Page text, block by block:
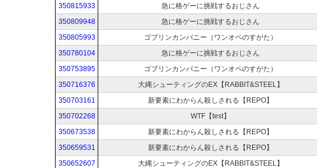
350815933
急に格ゲーに挑戦するおじさん
350809948
急に格ゲーに挑戦するおじさん
350805993
ゴブリンカンパニー（ワンオペのすがた）
350780104
急に格ゲーに挑戦するおじさん
350753895
ゴブリンカンパニー（ワンオペのすがた）
350716376
大縄シューティングのEX【RABBIT&STEEL】
350703161
新要素にわからん殺しされる【REPO】
350702268
WTF【test】
350673538
新要素にわからん殺しされる【REPO】
350659531
新要素にわからん殺しされる【REPO】
350652607
大縄シューティングのEX【RABBIT&STEEL】